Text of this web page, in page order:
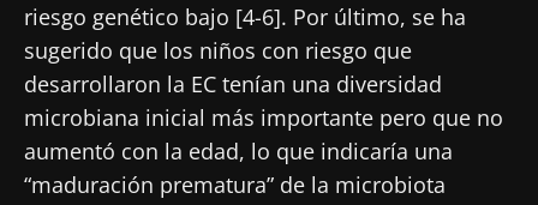
riesgo genético bajo [4-6]. Por último, se ha
sugerido que los niños con riesgo que
desarrollaron la EC tenían una diversidad
microbiana inicial más importante pero que no
aumentó con la edad, lo que indicaría una
“maduración prematura” de la microbiota